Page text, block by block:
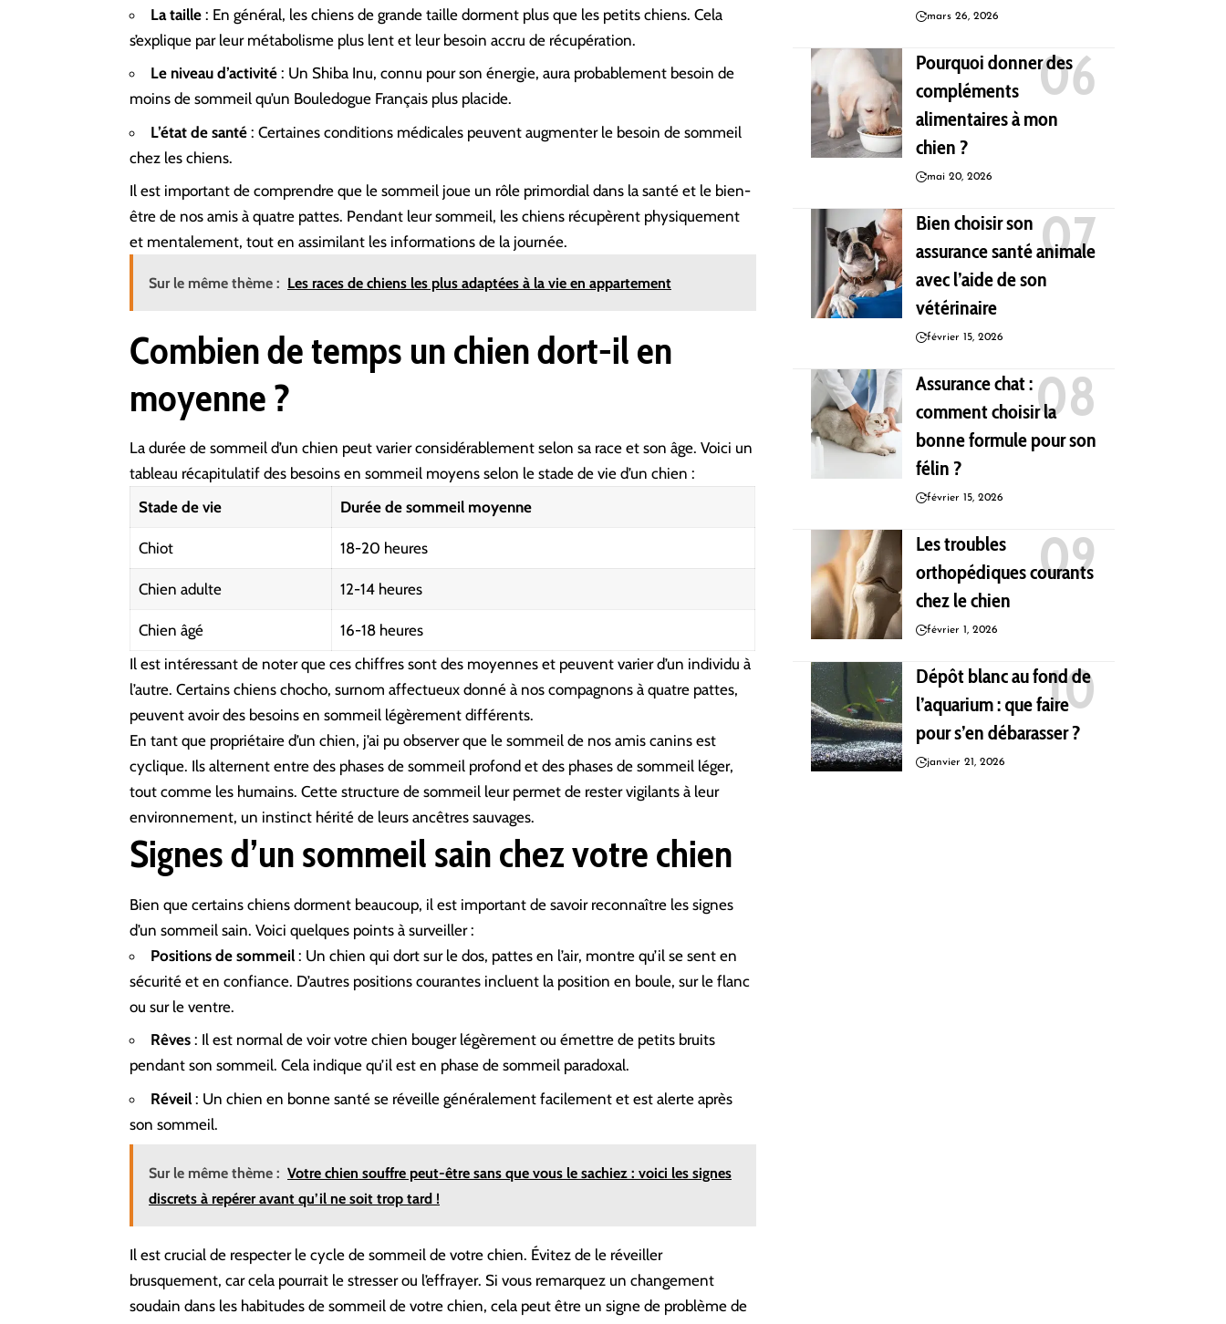
La taille : En général, les chiens de grande taille dorment plus que les petits chiens. Cela
s’explique par leur métabolisme plus lent et leur besoin accru de récupération.
Le niveau d’activité : Un Shiba Inu, connu pour son énergie, aura probablement besoin de
moins de sommeil qu’un Bouledogue Français plus placide.
L’état de santé : Certaines conditions médicales peuvent augmenter le besoin de sommeil
chez les chiens.
Il est important de comprendre que le sommeil joue un rôle primordial dans la santé et le bien-
être de nos amis à quatre pattes. Pendant leur sommeil, les chiens récupèrent physiquement
et mentalement, tout en assimilant les informations de la journée.
Sur le même thème : Les races de chiens les plus adaptées à la vie en appartement
Combien de temps un chien dort-il en
moyenne ?
La durée de sommeil d’un chien peut varier considérablement selon sa race et son âge. Voici un
tableau récapitulatif des besoins en sommeil moyens selon le stade de vie d’un chien :
Stade de vie
Durée de sommeil moyenne
Chiot 18-20 heures
Chien adulte 12-14 heures
Chien âgé
16-18 heures
Il est intéressant de noter que ces chiffres sont des moyennes et peuvent varier d’un individu à
l’autre. Certains chiens chocho, surnom affectueux donné à nos compagnons à quatre pattes,
peuvent avoir des besoins en sommeil légèrement différents.
En tant que propriétaire d’un chien, j’ai pu observer que le sommeil de nos amis canins est
cyclique. Ils alternent entre des phases de sommeil profond et des phases de sommeil léger,
tout comme les humains. Cette structure de sommeil leur permet de rester vigilants à leur
environnement, un instinct hérité de leurs ancêtres sauvages.
Signes d’un sommeil sain chez votre chien
Bien que certains chiens dorment beaucoup, il est important de savoir reconnaître les signes
d’un sommeil sain. Voici quelques points à surveiller :
Positions de sommeil : Un chien qui dort sur le dos, pattes en l’air, montre qu’il se sent en
sécurité et en confiance. D’autres positions courantes incluent la position en boule, sur le flanc
ou sur le ventre.
Rêves : Il est normal de voir votre chien bouger légèrement ou émettre de petits bruits
pendant son sommeil. Cela indique qu’il est en phase de sommeil paradoxal.
Réveil : Un chien en bonne santé se réveille généralement facilement et est alerte après
son sommeil.
Sur le même thème : Votre chien souffre peut-être sans que vous le sachiez : voici les signes
discrets à repérer avant qu’il ne soit trop tard !
Il est crucial de respecter le cycle de sommeil de votre chien. Évitez de le réveiller
brusquement, car cela pourrait le stresser ou l’effrayer. Si vous remarquez un changement
soudain dans les habitudes de sommeil de votre chien, cela peut être un signe de problème de
mars 26, 2026
Pourquoi donner des
compléments
alimentaires à mon
chien ?
mai 20, 2026
Bien choisir son
assurance santé animale
avec l’aide de son
vétérinaire
février 15, 2026
Assurance chat :
comment choisir la
bonne formule pour son
félin ?
février 15, 2026
Les troubles
orthopédiques courants
chez le chien
février 1, 2026
Dépôt blanc au fond de
l’aquarium : que faire
pour s’en débarasser ?
janvier 21, 2026